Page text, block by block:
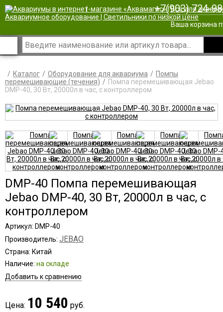
| +7(903) 724-
Ваша корзина
Каталог Оборудование для аквариума
Помпы
перемешивающие (течения)
Помпа перемешивающая Jebao
DMP-40, 30 Вт, 20000л в час, c контроллером
DMP-40 Помпа перемешивающая
Jebao DMP-40, 30 Вт, 20000л в час, c
контроллером
Артикул: DMP-40
Производитель: JEBAO
Страна: Китай
Наличие: на складе
Добавить к сравнению
Цена: 10 540 руб.